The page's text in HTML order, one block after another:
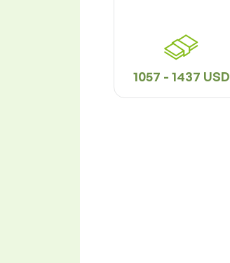
1057 - 1437 USD